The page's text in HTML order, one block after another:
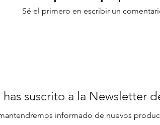
Sé el primero en escribir un
has suscrito a la Newsletter
informado de nuevos